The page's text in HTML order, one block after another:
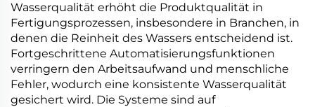
Wasserqualität erhöht die Produktqualität in
Fertigungsprozessen, insbesondere in Branchen, in
denen die Reinheit des Wassers entscheidend ist.
Fortgeschrittene Automatisierungsfunktionen
verringern den Arbeitsaufwand und menschliche
Fehler, wodurch eine konsistente Wasserqualität
gesichert wird. Die Systeme sind auf